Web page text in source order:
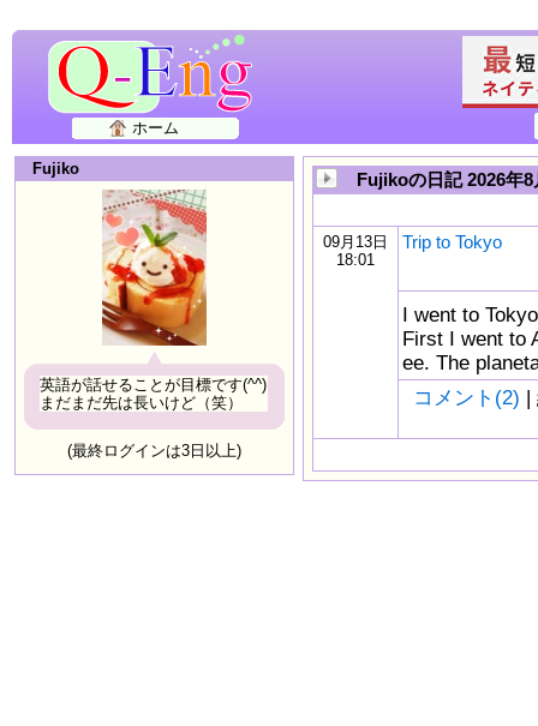
ホーム
Fujiko
英語が話せることが目標です(^^)
まだまだ先は長いけど（笑）
(最終ログインは3日以上)
Fujikoの日記 2026年8
09月13日
18:01
Trip to Tokyo
I went to
First I went to
ee. The
コメント(2) |